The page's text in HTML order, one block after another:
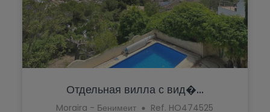
Отдельная вилла с вид�...
Moraira - Бенимеит Ref. HO474525